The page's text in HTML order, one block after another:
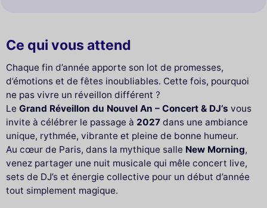
Ce qui vous attend
Chaque fin d’année apporte son lot de promesses,
d’émotions et de fêtes inoubliables. Cette fois, pourquoi
ne pas vivre un réveillon différent ?
Le Grand Réveillon du Nouvel An – Concert & DJ’s vous
invite à célébrer le passage à 2027 dans une ambiance
unique, rythmée, vibrante et pleine de bonne humeur.
Au cœur de Paris, dans la mythique salle New Morning,
venez partager une nuit musicale qui mêle concert live,
sets de DJ’s et énergie collective pour un début d’année
tout simplement magique.